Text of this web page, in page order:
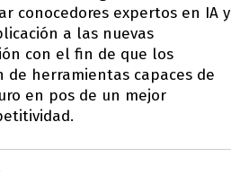
conocedores expertos en IA y
a las nuevas
con el fin de que los
de herramientas capaces de
en pos de un mejor